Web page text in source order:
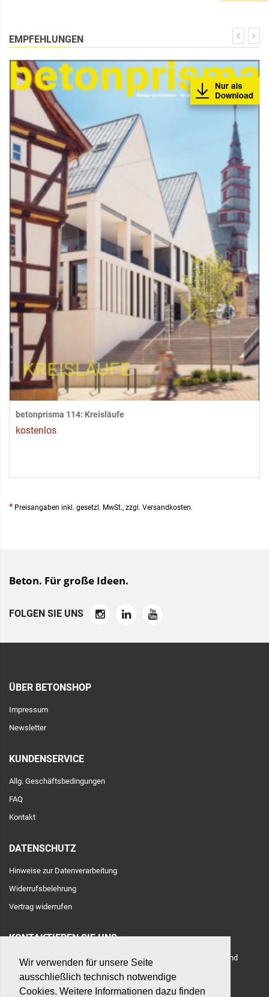
Wir verwenden für unsere Seite
ausschließlich technisch notwendige
Cookies. Weitere Informationen dazu finden
EMPFEHLUNGEN
betonprisma 114: Kreisläufe
kostenlos
*Preisangaben inkl. gesetzl. MwSt., zzgl. Versandkosten.
Beton. Für große Ideen.
FOLGEN SIE UNS
ÜBER BETONSHOP
Impressum
Newsletter
KUNDENSERVICE
Allg. Geschäftsbedingungen
FAQ
Kontakt
DATENSCHUTZ
Hinweise zur Datenverarbeitung
Widerrufsbelehrung
Vertrag widerrufen
KONTAKTIEREN SIE UNS
Adresse: Toulouser Allee 71, 40476 Düsseldorf, Deutschland
E-Mail: hilfe@betonshop.de